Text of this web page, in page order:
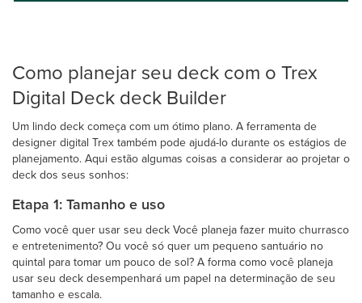
Como planejar seu deck com o Trex
Digital Deck deck Builder
Um lindo deck começa com um ótimo plano. A ferramenta de
designer digital Trex também pode ajudá-lo durante os estágios de
planejamento. Aqui estão algumas coisas a considerar ao projetar o
deck dos seus sonhos:
Etapa 1: Tamanho e uso
Como você quer usar seu deck Você planeja fazer muito churrasco
e entretenimento? Ou você só quer um pequeno santuário no
quintal para tomar um pouco de sol? A forma como você planeja
usar seu deck desempenhará um papel na determinação de seu
tamanho e escala.